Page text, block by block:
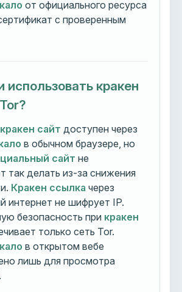
от официального ресурса
с проверенным
кракен
кракен сайт доступен через
в обычном браузере, но
сайт не
так делать из-за снижения
Кракен ссылка через
интернет не шифрует IP.
безопасность при кракен
только сеть Tor.
в открытом вебе
лишь для просмотра